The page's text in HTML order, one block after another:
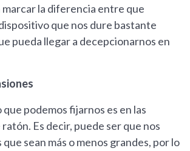
marcar la diferencia entre que
que nos dure bastante
pueda llegar a decepcionarnos en
que podemos fijarnos es en las
Es decir, puede ser que nos
sean más o menos grandes, por lo